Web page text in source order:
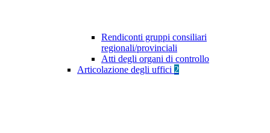
Rendiconti gruppi consiliari
regionali/provinciali
Atti degli organi di controllo
Articolazione degli uffici 2